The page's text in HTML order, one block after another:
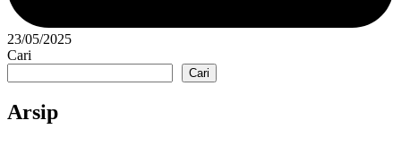
23/05/2025
Cari
Cari
Arsip